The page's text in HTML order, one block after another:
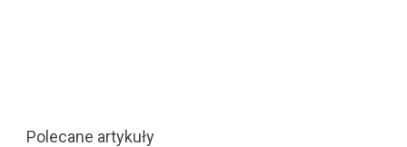
Polecane artykuły